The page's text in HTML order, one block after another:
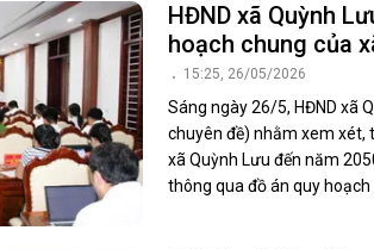
HĐND xã Quỳnh
hoạch chung của
15:25, 26/05/2026
Sáng ngày 26/5, HĐND xã
chuyên đề) nhằm xem xét,
xã Quỳnh Lưu đến năm
thông qua đồ án quy